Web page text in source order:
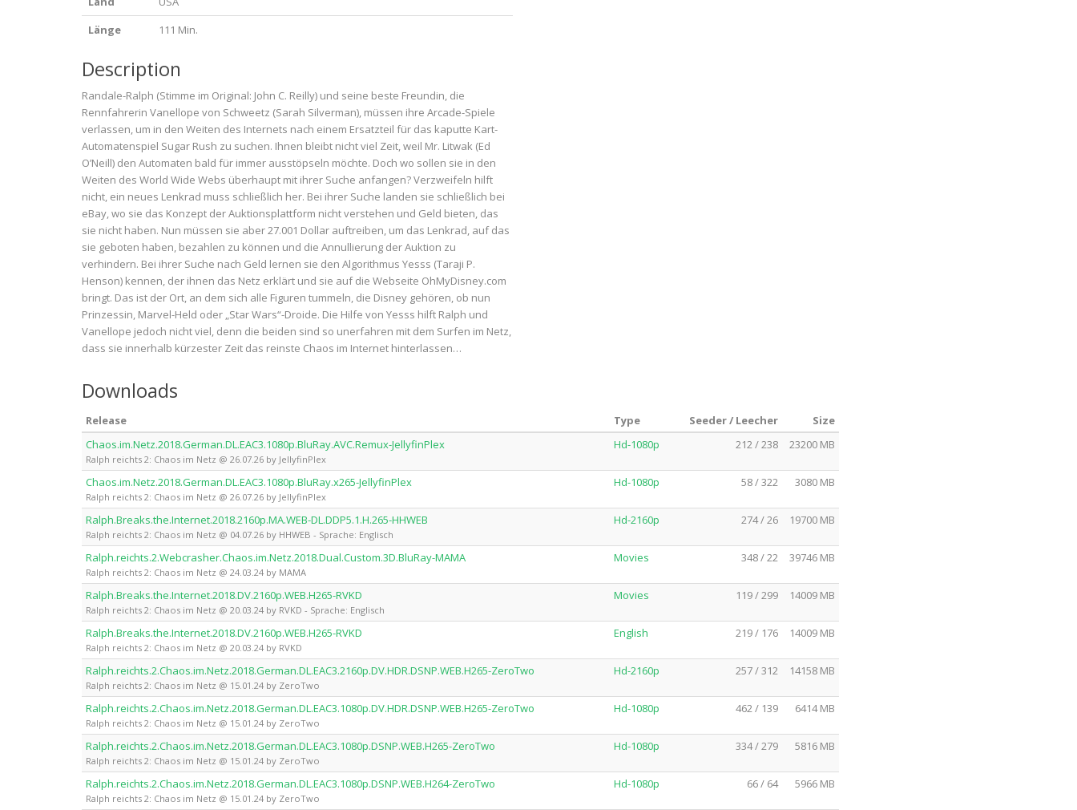
Länge
111 Min.
Description
Randale-Ralph (Stimme im Original: John C. Reilly) und seine beste Freundin, die
Rennfahrerin Vanellope von Schweetz (Sarah Silverman), müssen ihre Arcade-Spiele
verlassen, um in den Weiten des Internets nach einem Ersatzteil für das kaputte Kart-
Automatenspiel Sugar Rush zu suchen. Ihnen bleibt nicht viel Zeit, weil Mr. Litwak (Ed
O’Neill) den Automaten bald für immer ausstöpseln möchte. Doch wo sollen sie in den
Weiten des World Wide Webs überhaupt mit ihrer Suche anfangen? Verzweifeln hilft
nicht, ein neues Lenkrad muss schließlich her. Bei ihrer Suche landen sie schließlich bei
eBay, wo sie das Konzept der Auktionsplattform nicht verstehen und Geld bieten, das
sie nicht haben. Nun müssen sie aber 27.001 Dollar auftreiben, um das Lenkrad, auf das
sie geboten haben, bezahlen zu können und die Annullierung der Auktion zu
verhindern. Bei ihrer Suche nach Geld lernen sie den Algorithmus Yesss (Taraji P.
Henson) kennen, der ihnen das Netz erklärt und sie auf die Webseite OhMyDisney.com
bringt. Das ist der Ort, an dem sich alle Figuren tummeln, die Disney gehören, ob nun
Prinzessin, Marvel-Held oder „Star Wars“-Droide. Die Hilfe von Yesss hilft Ralph und
Vanellope jedoch nicht viel, denn die beiden sind so unerfahren mit dem Surfen im Netz,
dass sie innerhalb kürzester Zeit das reinste Chaos im Internet hinterlassen…
Downloads
Release Type Seeder / Leecher
Size
Chaos.im.Netz.2018.German.DL.EAC3.1080p.BluRay.AVC.Remux-JellyfinPlex
Ralph reichts 2: Chaos im Netz @ 26.07.26 by JellyfinPlex
Hd-1080p 212 / 238 23200 MB
Chaos.im.Netz.2018.German.DL.EAC3.1080p.BluRay.x265-JellyfinPlex
Ralph reichts 2: Chaos im Netz @ 26.07.26 by JellyfinPlex
Hd-1080p 58 / 322 3080 MB
Ralph.Breaks.the.Internet.2018.2160p.MA.WEB-DL.DDP5.1.H.265-HHWEB
Ralph reichts 2: Chaos im Netz @ 04.07.26 by HHWEB - Sprache: Englisch
Hd-2160p 274 / 26 19700 MB
Ralph.reichts.2.Webcrasher.Chaos.im.Netz.2018.Dual.Custom.3D.BluRay-MAMA
Ralph reichts 2: Chaos im Netz @ 24.03.24 by MAMA
Movies 348 / 22 39746 MB
Ralph.Breaks.the.Internet.2018.DV.2160p.WEB.H265-RVKD
Ralph reichts 2: Chaos im Netz @ 20.03.24 by RVKD - Sprache: Englisch
Movies 119 / 299 14009 MB
Ralph.Breaks.the.Internet.2018.DV.2160p.WEB.H265-RVKD
Ralph reichts 2: Chaos im Netz @ 20.03.24 by RVKD
English 219 / 176 14009 MB
Ralph.reichts.2.Chaos.im.Netz.2018.German.DL.EAC3.2160p.DV.HDR.DSNP.WEB.H265-ZeroTwo
Ralph reichts 2: Chaos im Netz @ 15.01.24 by ZeroTwo
Hd-2160p 257 / 312 14158 MB
Ralph.reichts.2.Chaos.im.Netz.2018.German.DL.EAC3.1080p.DV.HDR.DSNP.WEB.H265-ZeroTwo
Ralph reichts 2: Chaos im Netz @ 15.01.24 by ZeroTwo
Hd-1080p 462 / 139 6414 MB
Ralph.reichts.2.Chaos.im.Netz.2018.German.DL.EAC3.1080p.DSNP.WEB.H265-ZeroTwo
Ralph reichts 2: Chaos im Netz @ 15.01.24 by ZeroTwo
Hd-1080p 334 / 279 5816 MB
Ralph.reichts.2.Chaos.im.Netz.2018.German.DL.EAC3.1080p.DSNP.WEB.H264-ZeroTwo
Ralph reichts 2: Chaos im Netz @ 15.01.24 by ZeroTwo
Hd-1080p 66 / 64 5966 MB